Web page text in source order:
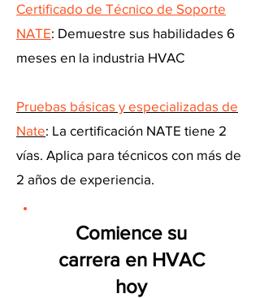
Certificado de Técnico de Soporte
NATE: Demuestre sus habilidades 6
meses en la industria HVAC
Pruebas básicas y especializadas de
Nate: La certificación NATE tiene 2
vías. Aplica para técnicos con más de
2 años de experiencia.
Comience su
carrera en HVAC
hoy